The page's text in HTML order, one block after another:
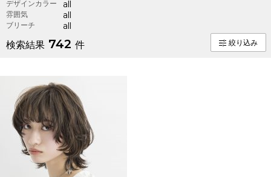
デザインカラー all
雰囲気 all
ブリーチ all
検索結果 742 件 絞り込み